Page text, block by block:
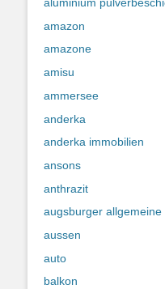
amazon
amazone
amisu
ammersee
anderka
anderka immobilien
ansons
anthrazit
augsburger allgemeine
aussen
auto
balkon